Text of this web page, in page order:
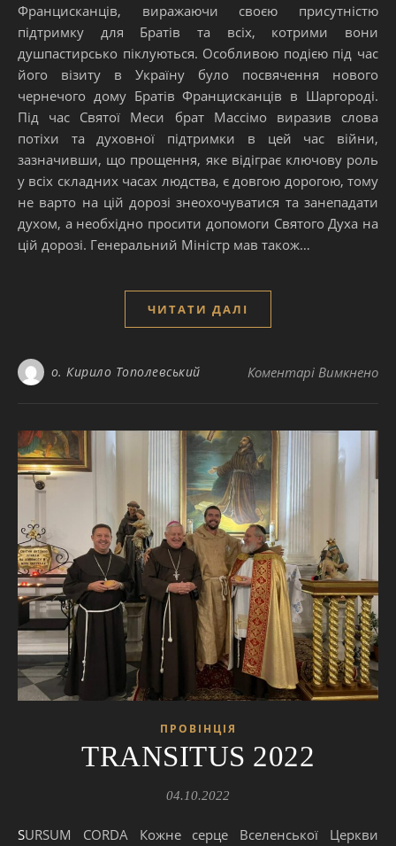
Францисканців, виражаючи своєю присутністю
підтримку для Братів та всіх, котрими вони
душпастирсько піклуються. Особливою подією під час
його візиту в Україну було посвячення нового
чернечого дому Братів Францисканців в Шаргороді.
Під час Святої Меси брат Массімо виразив слова
потіхи та духовної підтримки в цей час війни,
зазначивши, що прощення, яке відіграє ключову роль
у всіх складних часах людства, є довгою дорогою, тому
не варто на цій дорозі знеохочуватися та занепадати
духом, а необхідно просити допомоги Святого Духа на
цій дорозі. Генеральний Міністр мав також…
ЧИТАТИ ДАЛІ
о. Кирило Тополевський Коментарі Вимкненодо
ПРОВІНЦІЯ
TRANSITUS 2022
04.10.2022
SURSUM CORDA Кожне серце Вселенської Церкви